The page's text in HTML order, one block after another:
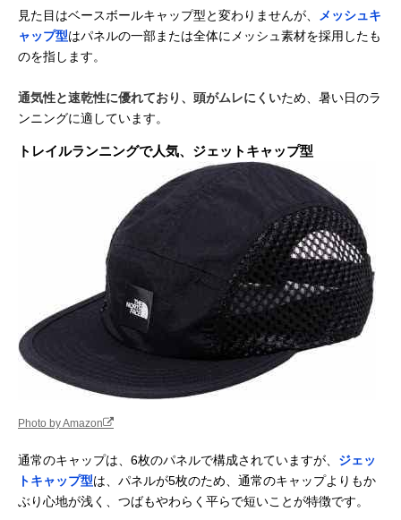
見た目はベースボールキャップ型と変わりませんが、
メッシュキ
ャップ型はパネルの一部または全体にメッシュ素材を採用したも
のを指します。
通気性と速乾性に優れており、頭がムレにくいため、暑い日のラ
ンニングに適しています。
トレイルランニングで人気、ジェットキャップ型
Photo by Amazon
通常のキャップは、6枚のパネルで構成されていますが、 ジェッ
トキャップ型は、パネルが5枚のため、通常のキャップよりもか
ぶり心地が浅く、つばもやわらく平らで短いことが特徴です。